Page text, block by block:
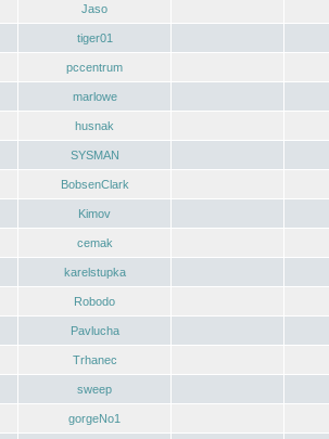
Jaso
tiger01
pccentrum
marlowe
husnak
SYSMAN
BobsenClark
Kimov
cemak
karelstupka
Robodo
Pavlucha
Trhanec
sweep
gorgeNo1